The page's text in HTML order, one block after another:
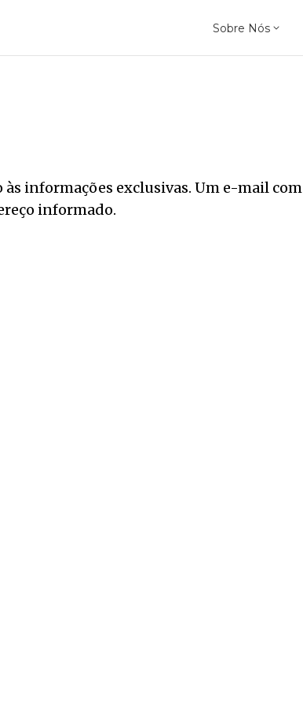
Sobre Nós
Quem Somos
às informações exclusivas. Um e-mail com
informado.